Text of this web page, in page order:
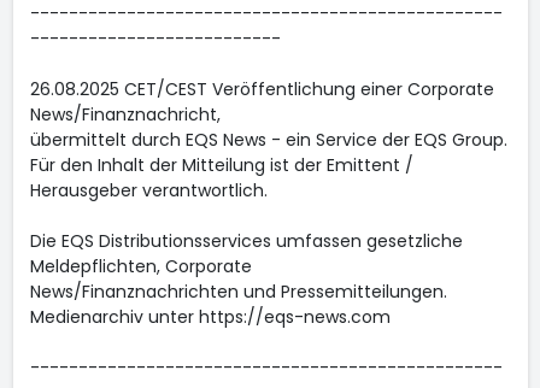
-------------------------------------------------
--------------------------
26.08.2025 CET/CEST Veröffentlichung einer Corporate
News/Finanznachricht,
übermittelt durch EQS News - ein Service der EQS Group.
Für den Inhalt der Mitteilung ist der Emittent /
Herausgeber verantwortlich.
Die EQS Distributionsservices umfassen gesetzliche
Meldepflichten, Corporate
News/Finanznachrichten und Pressemitteilungen.
Medienarchiv unter https://eqs-news.com
-------------------------------------------------